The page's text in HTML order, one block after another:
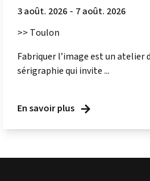
3 août. 2026 - 7 août. 2026
>> Toulon
Fabriquer l’image est un atelier
sérigraphie qui invite ...
En savoir plus